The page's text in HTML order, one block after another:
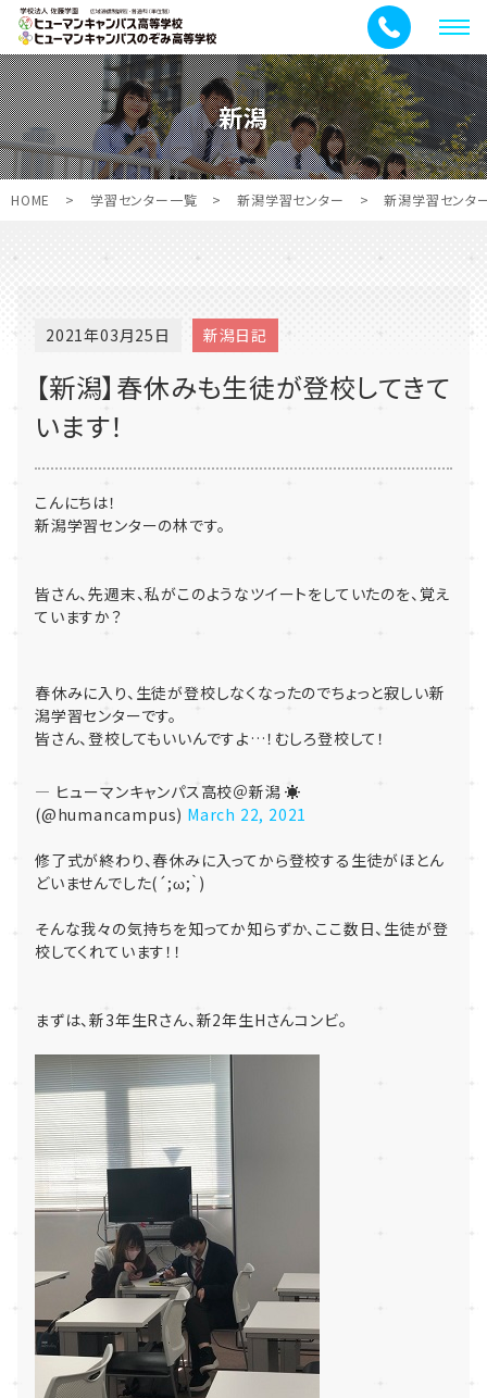
メ
ニ
ュ
ー
新潟
HOME > 学習センター一覧 > 新潟学習センター > 新潟学習センタ
2021年03月25日 新潟日記
【新潟】春休みも生徒が登校してきて
います！
こんにちは！
新潟学習センターの林です。
皆さん、先週末、私がこのようなツイートをしていたのを、覚え
ていますか？
春休みに入り、生徒が登校しなくなったのでちょっと寂しい新
潟学習センターです。
皆さん、登校してもいいんですよ…！むしろ登校して！
— ヒューマンキャンパス高校＠新潟 ☀
(@humancampus) March 22, 2021
修了式が終わり、春休みに入ってから登校する生徒がほとん
どいませんでした(´;ω;｀)
そんな我々の気持ちを知ってか知らずか、ここ数日、生徒が登
校してくれています！！
まずは、新3年生Rさん、新2年生Hさんコンビ。